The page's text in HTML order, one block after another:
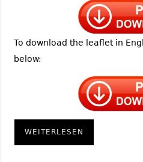
To download the leaflet in
below:
WEITERLESEN